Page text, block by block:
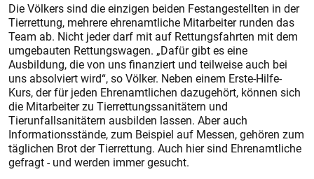
Die Völkers sind die einzigen beiden Festangestellten in der
Tierrettung, mehrere ehrenamtliche Mitarbeiter runden das
Team ab. Nicht jeder darf mit auf Rettungsfahrten mit dem
umgebauten Rettungswagen. „Dafür gibt es eine
Ausbildung, die von uns finanziert und teilweise auch bei
uns absolviert wird“, so Völker. Neben einem Erste-Hilfe-
Kurs, der für jeden Ehrenamtlichen dazugehört, können sich
die Mitarbeiter zu Tierrettungssanitätern und
Tierunfallsanitätern ausbilden lassen. Aber auch
Informationsstände, zum Beispiel auf Messen, gehören zum
täglichen Brot der Tierrettung. Auch hier sind Ehrenamtliche
gefragt - und werden immer gesucht.